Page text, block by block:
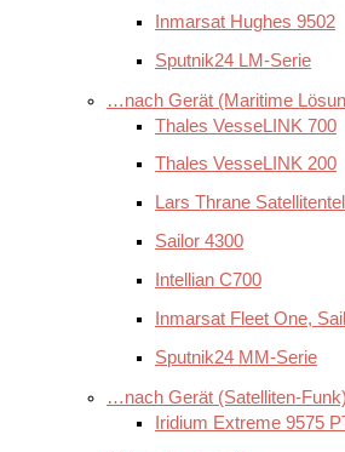
Inmarsat Hughes 9502
Sputnik24 LM-Serie
…nach Gerät (Maritime
Thales VesseLINK 700
Thales VesseLINK 200
Lars Thrane
Sailor 4300
Intellian C700
Inmarsat Fleet One,
Sputnik24 MM-Serie
…nach Gerät (Satelliten-Funk)
Iridium Extreme 9575